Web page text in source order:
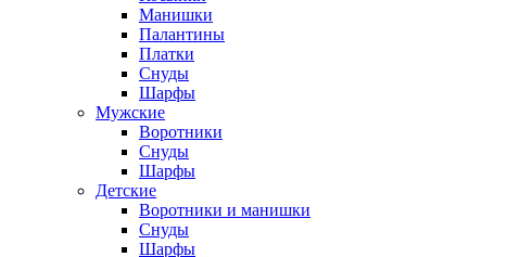
Манишки
Палантины
Платки
Снуды
Шарфы
Мужские
Воротники
Снуды
Шарфы
Детские
Воротники и манишки
Снуды
Шарфы